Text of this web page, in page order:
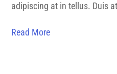
adipiscing at in tellus. Duis
Read More